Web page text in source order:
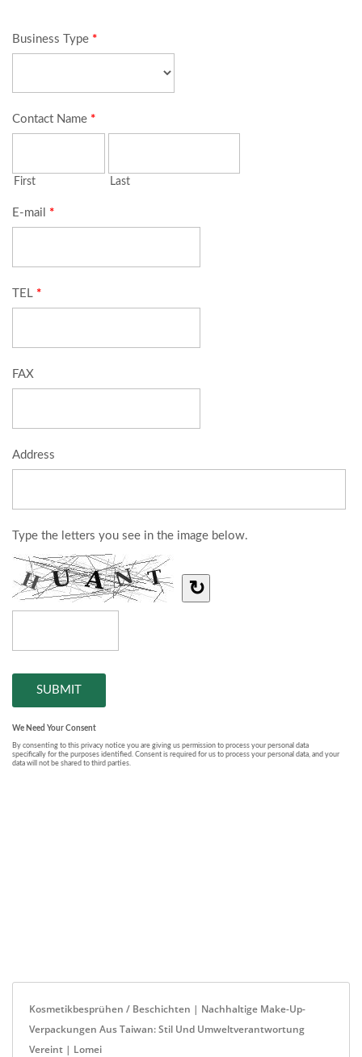
Kosmetikbesprühen / Beschichten | Nachhaltige Make-Up-
Verpackungen Aus Taiwan: Stil Und Umweltverantwortung
Vereint | Lomei